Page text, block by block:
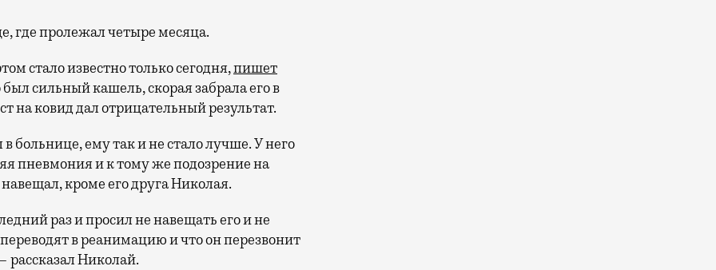
где пролежал четыре месяца.
стало известно только сегодня,пишет
сильный кашель, скорая забрала его в
на ковид дал отрицательный результат.
больнице, ему так и не стало лучше. У него
пневмония и к тому же подозрение на
кроме его друга Николая.
раз и просил не навещать его и не
в реанимацию и что он перезвонит
рассказал Николай.